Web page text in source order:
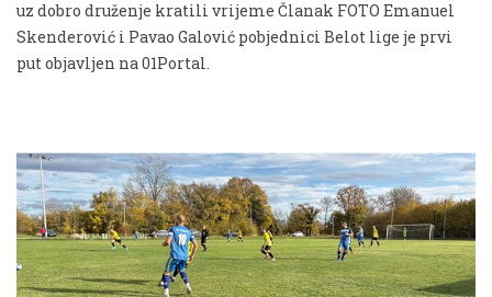
uz dobro druženje kratili vrijeme Članak FOTO Emanuel
Skenderović i Pavao Galović pobjednici Belot lige je prvi
put objavljen na 01Portal.